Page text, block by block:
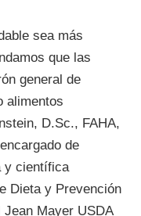
sea más
que las
general de
alimentos
D.Sc., FAHA,
de
y científica
Dieta y Prevención
Mayer USDA